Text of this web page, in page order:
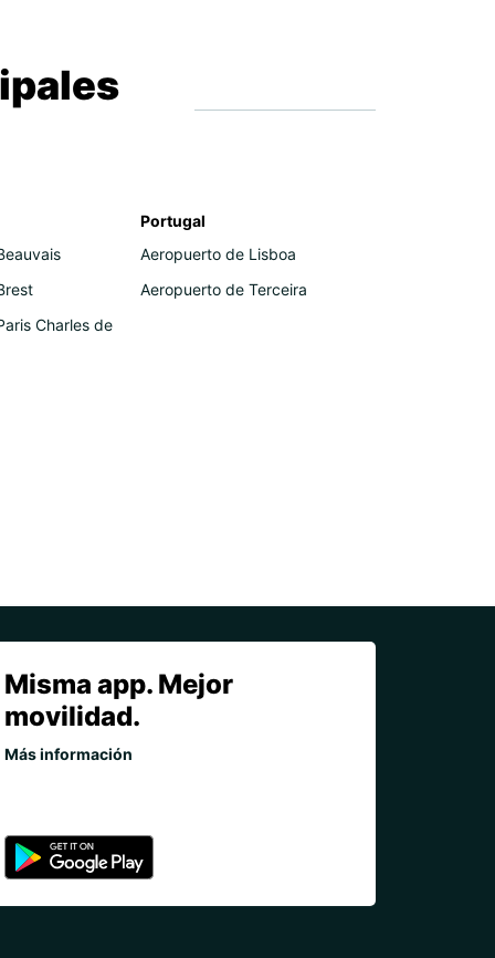
Charles de
Portugal
Aeropuerto de Lisboa
Aeropuerto de Terceira
Misma app. Mejor
movilidad.
Más información